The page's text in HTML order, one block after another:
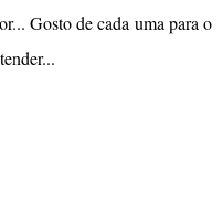
Gosto de cada uma para o